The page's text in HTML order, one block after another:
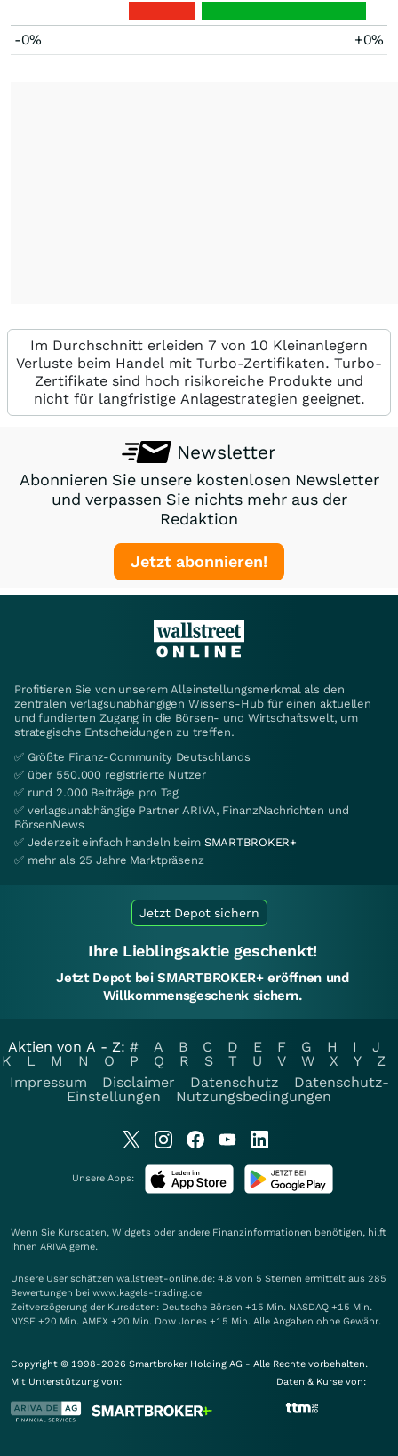
-0% +0%
Im Durchschnitt erleiden 7 von 10 Kleinanlegern
Verluste beim Handel mit Turbo-Zertifikaten. Turbo-
Zertifikate sind hoch risikoreiche Produkte und
nicht für langfristige Anlagestrategien geeignet.
Newsletter
Abonnieren Sie unsere kostenlosen Newsletter
und verpassen Sie nichts mehr aus der
Redaktion
Jetzt abonnieren!
Profitieren Sie von unserem Alleinstellungsmerkmal als den
zentralen verlagsunabhängigen Wissens-Hub für einen aktuellen
und fundierten Zugang in die Börsen- und Wirtschaftswelt, um
strategische Entscheidungen zu treffen.
✅ Größte Finanz-Community Deutschlands
✅ über 550.000 registrierte Nutzer
✅ rund 2.000 Beiträge pro Tag
✅ verlagsunabhängige Partner ARIVA, FinanzNachrichten und
BörsenNews
✅ Jederzeit einfach handeln beim SMARTBROKER+
✅ mehr als 25 Jahre Marktpräsenz
Jetzt Depot sichern
Ihre Lieblingsaktie geschenkt!
Jetzt Depot bei SMARTBROKER+ eröffnen und
Willkommensgeschenk sichern.
Aktien von A - Z: # A B C D E F G H I
J
K
L M N O P Q R S T U V W X Y
Z
Impressum
Disclaimer Datenschutz
Datenschutz-
Einstellungen
Nutzungsbedingungen
Unsere Apps:
Wenn Sie Kursdaten, Widgets oder andere Finanzinformationen benötigen, hilft
Ihnen ARIVA gerne.
Unsere User schätzen wallstreet-online.de: 4.8 von 5 Sternen ermittelt aus 285
Bewertungen bei www.kagels-trading.de
Zeitverzögerung der Kursdaten: Deutsche Börsen +15 Min. NASDAQ +15 Min.
NYSE +20 Min. AMEX +20 Min. Dow Jones +15 Min. Alle Angaben ohne Gewähr.
Copyright © 1998-2026 Smartbroker Holding AG - Alle Rechte vorbehalten.
Mit Unterstützung von:
Daten & Kurse von: